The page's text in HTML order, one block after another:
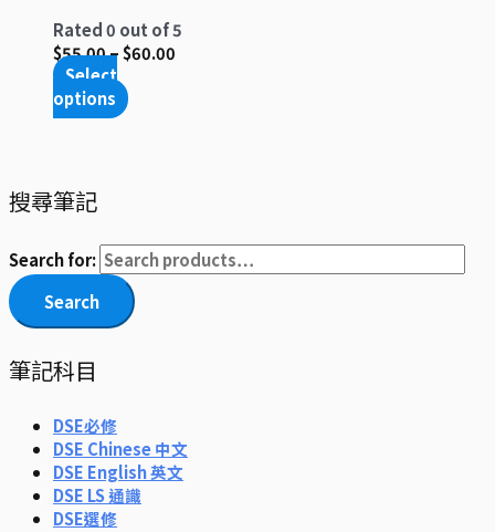
Rated0 out of 5
$55.00–$60.00
Select
options
搜尋筆記
Search for:
Search
筆記科目
DSE必修
DSE Chinese 中文
DSE English 英文
DSE LS 通識
DSE選修